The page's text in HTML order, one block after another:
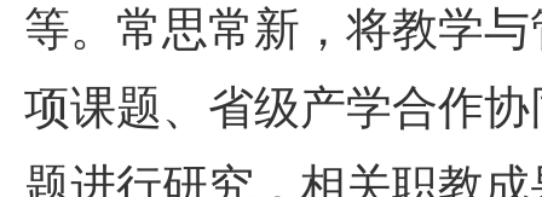
等。常思常新，将教学
项课题、省级产学合作
题进行研究，相关职教